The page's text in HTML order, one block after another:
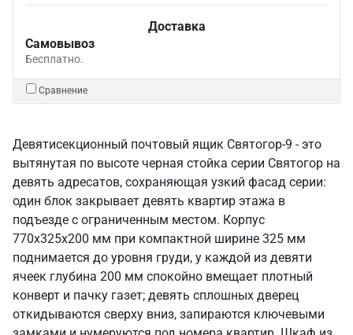
Доставка
Самовывоз
Бесплатно.
Сравнение
Девятисекционный почтовый ящик Святогор-9 - это
вытянутая по высоте черная стойка серии Святогор на
девять адресатов, сохраняющая узкий фасад серии:
один блок закрывает девять квартир этажа в
подъезде с ограниченным местом. Корпус
770х325х200 мм при компактной ширине 325 мм
поднимается до уровня груди, у каждой из девяти
ячеек глубина 200 мм спокойно вмещает плотный
конверт и пачку газет; девять сплошных дверец
откидываются сверху вниз, запираются ключевыми